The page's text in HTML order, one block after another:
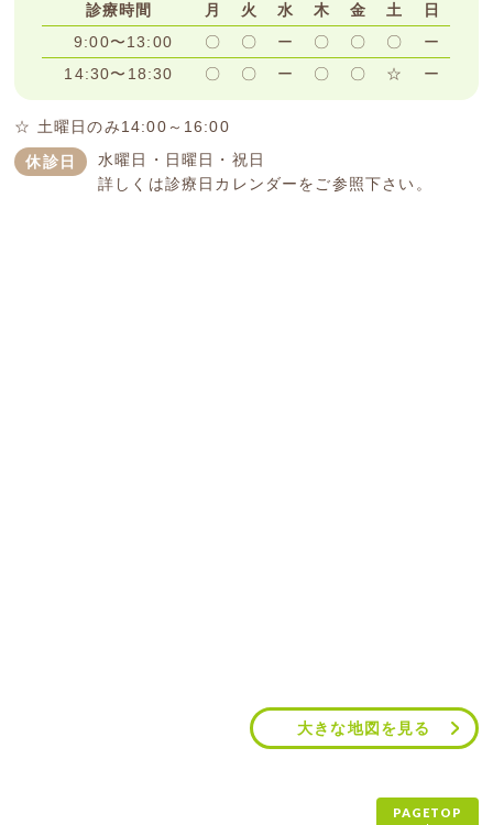
診療時間 月 火 水 木 金 土
日
9:00〜13:00
〇 〇 ー 〇 〇 〇
ー
14:30〜18:30
〇 〇 ー 〇 〇 ☆ ー
☆ 土曜日のみ14:00～16:00
休診日
水曜日・日曜日・祝日
詳しくは診療日カレンダーをご参照下さい。
大きな地図を見る
PAGETOP